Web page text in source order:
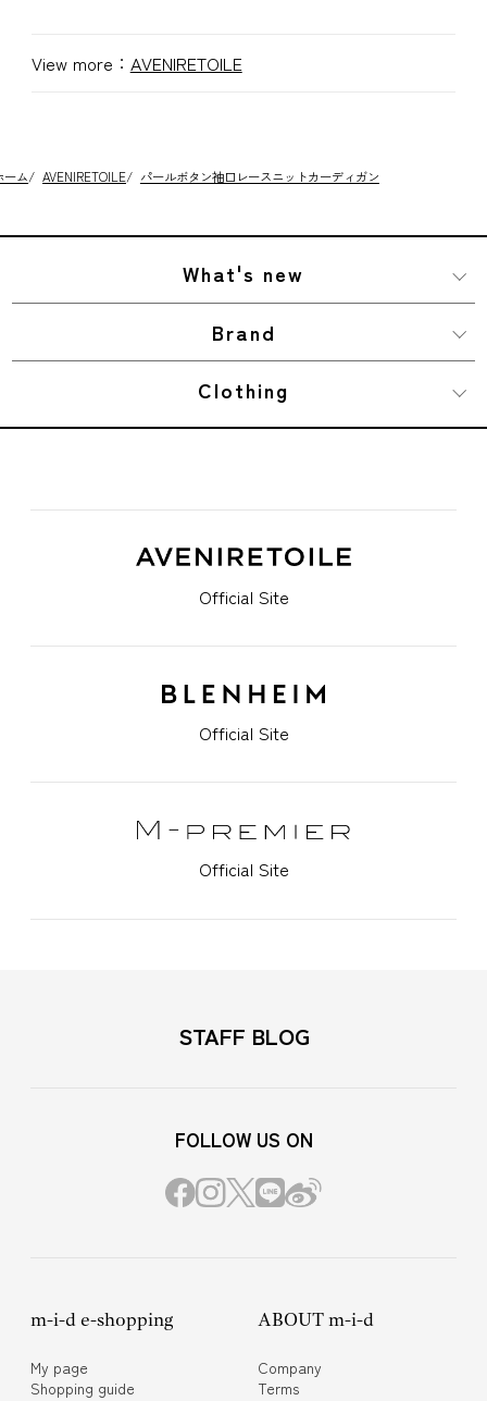
View more： AVENIRETOILE
ーム/ AVENIRETOILE/ パールボタン袖口レースニットカーディガン
What's new
Brand
Clothing
Official Site
Official Site
Official Site
STAFF BLOG
FOLLOW US ON
m-i-d e-shopping
My page
Shopping guide
ABOUT m-i-d
Company
Terms